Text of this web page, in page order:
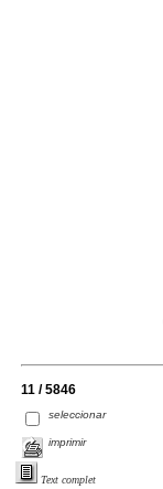
11 / 5846
seleccionar
imprimir
Text complet